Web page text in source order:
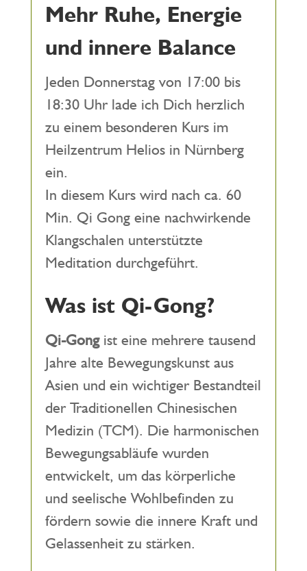
Mehr Ruhe, Energie
und innere Balance
Jeden Donnerstag von 17:00 bis
18:30 Uhr lade ich Dich herzlich
zu einem besonderen Kurs im
Heilzentrum Helios in Nürnberg
ein.
In diesem Kurs wird nach ca. 60
Min. Qi Gong eine nachwirkende
Klangschalen unterstützte
Meditation durchgeführt.
Was ist Qi-Gong?
Qi-Gongist eine mehrere tausend
Jahre alte Bewegungskunst aus
Asien und ein wichtiger Bestandteil
der Traditionellen Chinesischen
Medizin (TCM). Die harmonischen
Bewegungsabläufe wurden
entwickelt, um das körperliche
und seelische Wohlbefinden zu
fördern sowie die innere Kraft und
Gelassenheit zu stärken.